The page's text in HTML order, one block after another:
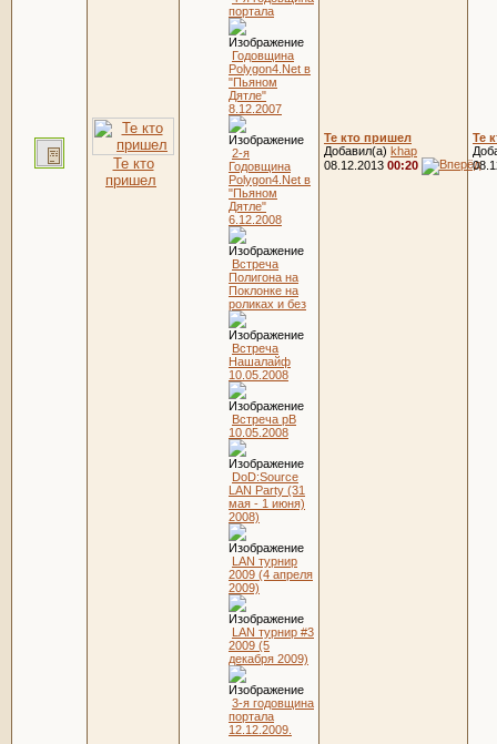
Те кто
пришел
портала
Годовщина
Polygon4.Net в
"Пьяном
Дятле"
8.12.2007
2-я
Годовщина
Polygon4.Net в
"Пьяном
Дятле"
6.12.2008
Встреча
Полигона на
Поклонке на
роликах и без
Встреча
Нашалайф
10.05.2008
Встреча pB
10.05.2008
DoD:Source
LAN Party (31
мая - 1 июня)
2008)
LAN турнир
2009 (4 апреля
2009)
LAN турнир #3
2009 (5
декабря 2009)
3-я годовщина
портала
12.12.2009.
Те кто пришел
Добавил(а) khap
08.12.2013 00:20
Те